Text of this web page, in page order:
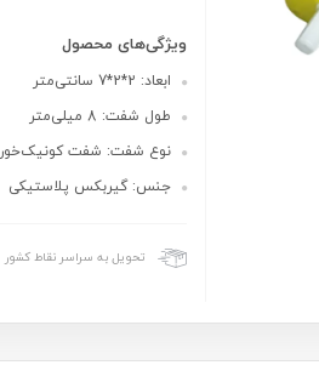
ویژگی‌های محصول
ابعاد: 2*2*7 سانتی‌متر
طول شفت: 8 میلی‌متر
نوع شفت: شفت کونیک‌خور
جنس: گیربکس پلاستیکی
تحویل به سراسر نقاط کشور